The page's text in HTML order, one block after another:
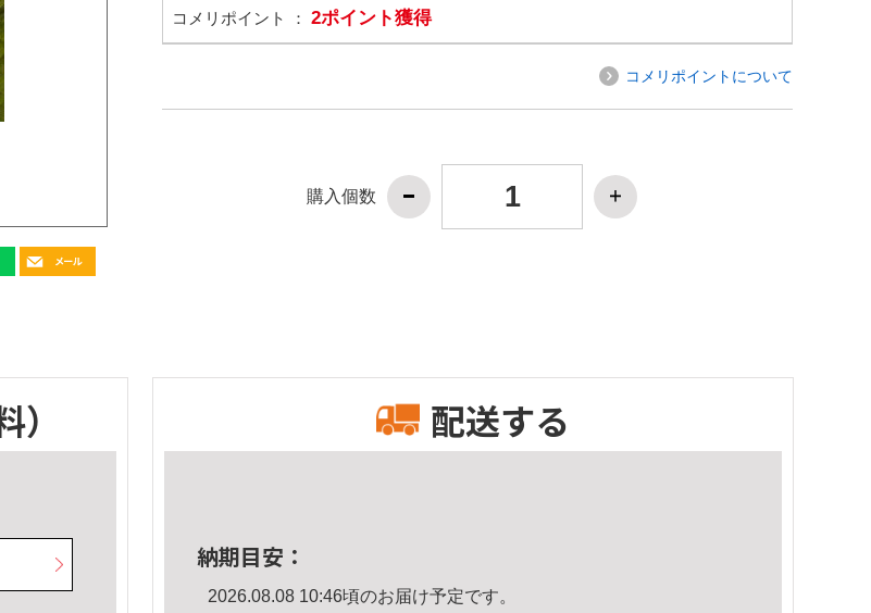
コメリポイント ： 2ポイント獲得
コメリポイントについて
購入個数
） 配送する
納期目安：
2026.08.08 10:46頃のお届け予定です。